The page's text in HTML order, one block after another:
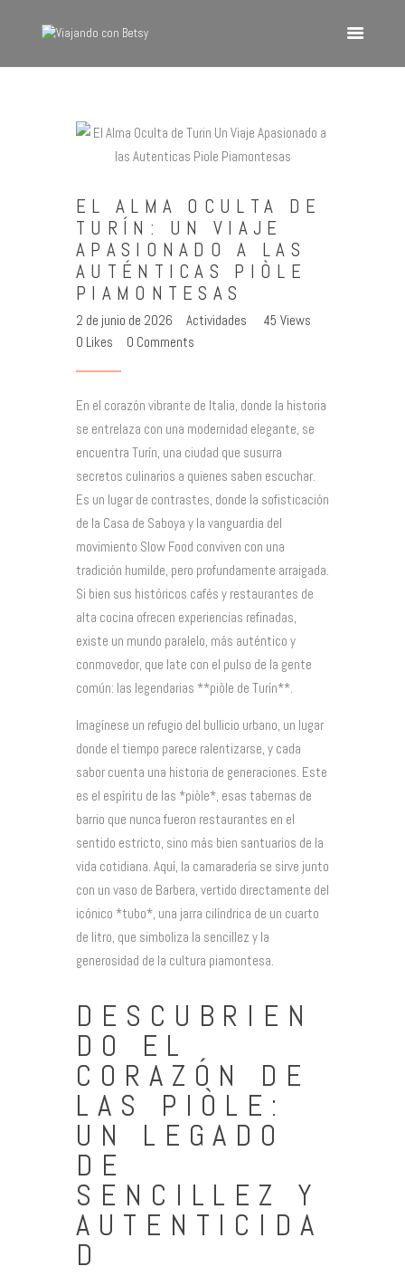
VIAJANDO CON BETSY
Inicio
Europa
América
Asia
Quienes Somos
Contacto
EL ALMA OCULTA DE
TURÍN: UN VIAJE
APASIONADO A LAS
AUTÉNTICAS PIÒLE
PIAMONTESAS
2 de junio de 2026 Actividades 45 Views
0 Likes 0 Comments
En el corazón vibrante de Italia, donde la historia
se entrelaza con una modernidad elegante, se
encuentra Turín, una ciudad que susurra
secretos culinarios a quienes saben escuchar.
Es un lugar de contrastes, donde la sofisticación
de la Casa de Saboya y la vanguardia del
movimiento Slow Food conviven con una
tradición humilde, pero profundamente arraigada.
Si bien sus históricos cafés y restaurantes de
alta cocina ofrecen experiencias refinadas,
existe un mundo paralelo, más auténtico y
conmovedor, que late con el pulso de la gente
común: las legendarias **piòle de Turín**.
Imagínese un refugio del bullicio urbano, un lugar
donde el tiempo parece ralentizarse, y cada
sabor cuenta una historia de generaciones. Este
es el espíritu de las *piòle*, esas tabernas de
barrio que nunca fueron restaurantes en el
sentido estricto, sino más bien santuarios de la
vida cotidiana. Aquí, la camaradería se sirve junto
con un vaso de Barbera, vertido directamente del
icónico *tubo*, una jarra cilíndrica de un cuarto
de litro, que simboliza la sencillez y la
generosidad de la cultura piamontesa.
DESCUBRIEN
DO EL
CORAZÓN DE
LAS PIÒLE:
UN LEGADO
DE
SENCILLEZ Y
AUTENTICIDA
D